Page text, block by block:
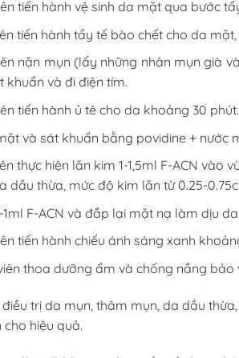
tiến hành vệ sinh da mặt qua bước
tiến hành tẩy tế bào chết cho da
nặn mụn (lấy những nhân mụn già
khuẩn và đi điện tím.
tiến hành ủ tê cho da khoảng 30 phút.
và sát khuẩn bằng povidine + nước
thực hiện lăn kim 1-1,5ml F-ACN
dầu thừa, mức độ kim lăn từ 0.25-
1ml F-ACN và đắp lại mặt nạ làm dịu da.
tiến hành chiếu ánh sáng xanh
thoa dưỡng ẩm và chống nắng
điều trị da mụn, thâm mụn, da dầu
hiệu quả.